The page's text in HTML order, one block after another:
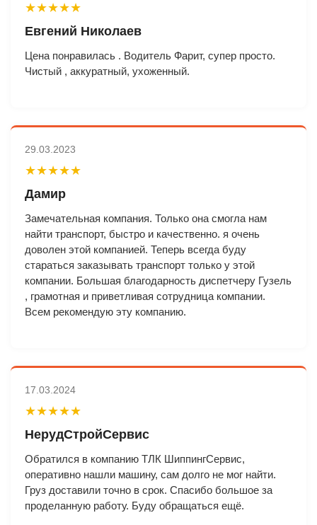
★★★★★
Евгений Николаев
Цена понравилась . Водитель Фарит, супер просто.
Чистый , аккуратный, ухоженный.
29.03.2023
★★★★★
Дамир
Замечательная компания. Только она смогла нам
найти транспорт, быстро и качественно. я очень
доволен этой компанией. Теперь всегда буду
стараться заказывать транспорт только у этой
компании. Большая благодарность диспетчеру Гузель
, грамотная и приветливая сотрудница компании.
Всем рекомендую эту компанию.
17.03.2024
★★★★★
НерудСтройСервис
Обратился в компанию ТЛК ШиппингСервис,
оперативно нашли машину, сам долго не мог найти.
Груз доставили точно в срок. Спасибо большое за
проделанную работу. Буду обращаться ещё.